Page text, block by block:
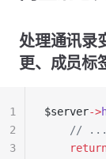
处理通讯录
更、成员标
$server->
    // ...
1
2
3